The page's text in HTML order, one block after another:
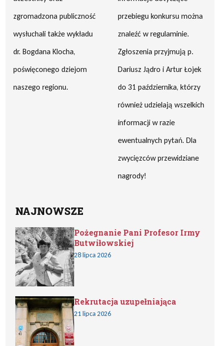
zgromadzona publiczność
wysłuchali także wykładu
dr. Bogdana Klocha,
poświęconego dziejom
naszego regionu.
przebiegu konkursu można
znaleźć w regulaminie.
Zgłoszenia przyjmują p.
Dariusz Jądro i Artur Łojek
do 31 października, którzy
również udzielają wszelkich
informacji w razie
ewentualnych pytań. Dla
zwycięzców przewidziane
nagrody!
NAJNOWSZE
Pożegnanie Pani Profesor Irmy
Butwiłowskiej
28 lipca 2026
Rekrutacja uzupełniająca
21 lipca 2026